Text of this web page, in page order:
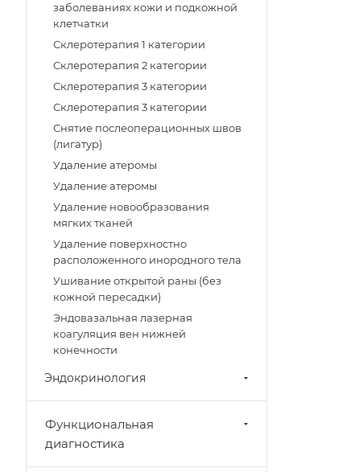
заболеваниях кожи и подкожной
клетчатки
Склеротерапия 1 категории
Склеротерапия 2 категории
Склеротерапия 3 категории
Склеротерапия 3 категории
Снятие послеоперационных швов
(лигатур)
Удаление атеромы
Удаление атеромы
Удаление новообразования
мягких тканей
Удаление поверхностно
расположенного инородного тела
Ушивание открытой раны (без
кожной пересадки)
Эндовазальная лазерная
коагуляция вен нижней
конечности
Эндокринология
Функциональная
диагностика